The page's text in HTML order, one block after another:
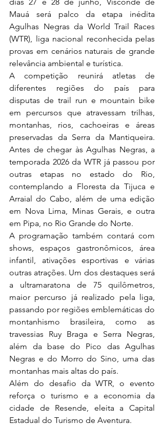
Mauá será palco da etapa inédita
Agulhas Negras da World Trail Races
(WTR), liga nacional reconhecida pelas
provas em cenários naturais de grande
relevância ambiental e turística.
A competição reunirá atletas de
diferentes regiões do país para
disputas de trail run e mountain bike
em percursos que atravessam trilhas,
montanhas, rios, cachoeiras e áreas
preservadas da Serra da Mantiqueira.
Antes de chegar às Agulhas Negras, a
temporada 2026 da WTR já passou por
outras etapas no estado do Rio,
contemplando a Floresta da Tijuca e
Arraial do Cabo, além de uma edição
em Nova Lima, Minas Gerais, e outra
em Pipa, no Rio Grande do Norte.
A programação também contará com
shows, espaços gastronômicos, área
infantil, ativações esportivas e várias
outras atrações. Um dos destaques será
a ultramaratona de 75 quilômetros,
maior percurso já realizado pela liga,
passando por regiões emblemáticas do
montanhismo brasileira, como as
travessias Ruy Braga e Serra Negras,
além da base do Pico das Agulhas
Negras e do Morro do Sino, uma das
montanhas mais altas do país.
Além do desafio da WTR, o evento
reforça o turismo e a economia da
cidade de Resende, eleita a Capital
Estadual do Turismo de Aventura.